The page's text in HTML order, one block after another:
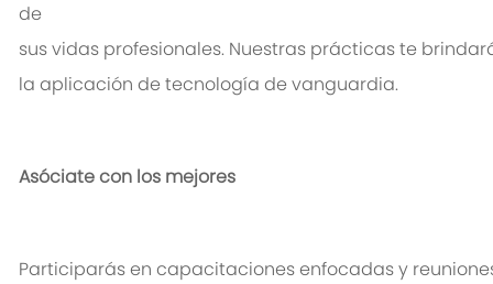
de
susvidas profesionales. Nuestras prácticaste
la aplicación detecnología devanguardia.
Asóciatecon los mejores
Participarásen capacitacionesenfocadasy